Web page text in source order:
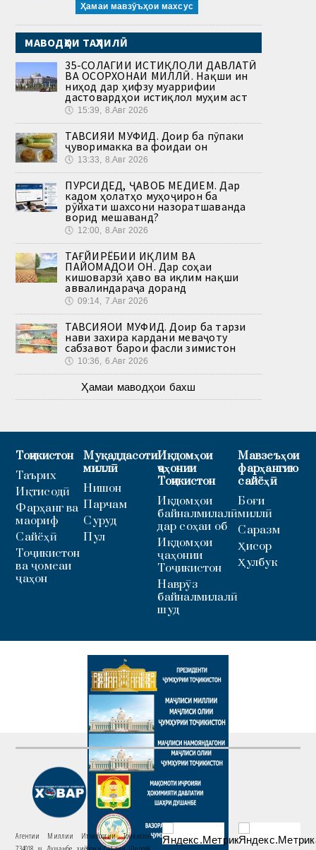
Ҳамаи мавзӯъҳои махсус
МАВОДҲОИ ТАҲЛИЛӢ
35-СОЛАГИИ ИСТИҚЛОЛИ ДАВЛАТӢ
ВА ОСОРХОНАИ МИЛЛӢ. Нақши ин
ниҳод дар ҳифзу муаррифии
дастовардҳои истиқлол муҳим аст
🕔 15:39, 8.Авг 2026
ТАВСИЯИ МУФИД. Доир ба пӯпаки
ҷуворимакка ва фоидаи он
🕔 13:33, 8.Авг 2026
ПУРСИДЕД, ҶАВОБ МЕДИҲЕМ. Дар
кадом ҳолатҳо муҳоҷирон ба
рӯйхати шахсони назоратшаванда
ворид мешаванд?
🕔 12:00, 8.Авг 2026
ТАҒЙИРЁБИИ ИҚЛИМ ВА
ПАЙОМАДҲОИ ОН. Дар соҳаи
кишоварзӣ ҳаво ва иқлим нақши
аввалиндараҷа доранд
🕔 09:14, 7.Авг 2026
ТАВСИЯҲОИ МУФИД. Доир ба тарзи
нави захира кардани меваҷоту
сабзавот барои фасли зимистон
🕔 10:36, 6.Авг 2026
Ҳамаи маводҳои бахш
Тоҷикистон
Таърих
Иқтисодӣ
Фарҳанг ва
маориф
Сайёҳӣ
Тоҷикистон
ва ҷомеаи
ҷаҳон
Муқаддасоти
миллӣ
Нишон
Парчам
Суруд
Пул
Иқдомҳои
ҷаҳонии
Тоҷикистон
Иқдомҳои
байналмилалӣ
дар соҳаи об
Иқдомҳои
ҷаҳонии
Тоҷикистон
Наврӯз
байналмилалӣ
шуд
Мавзеъҳои
фарҳангию
сайёҳӣ
Боғи
миллӣ
Саразм
Ҳисор
Ҳулбук
Агентии Миллии Иттилоотии Тоҷикистон